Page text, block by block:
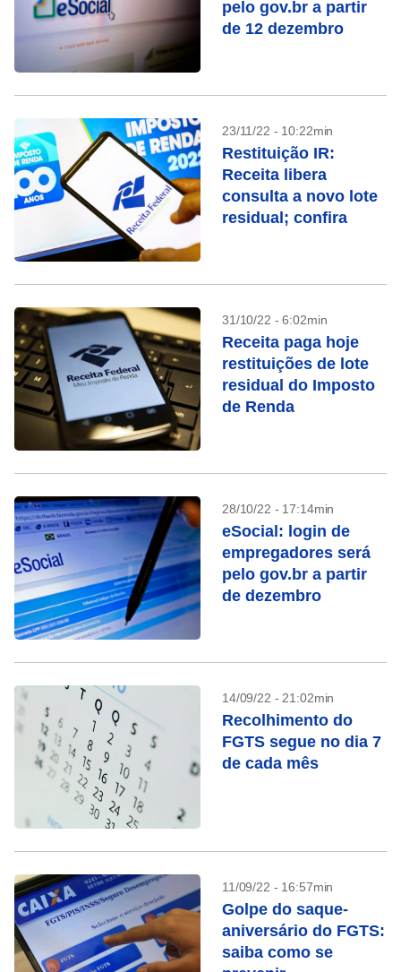
pelo gov.br a partir
de 12 dezembro
23/11/22 - 10:22min
Restituição IR:
Receita libera
consulta a novo lote
residual; confira
31/10/22 - 6:02min
Receita paga hoje
restituições de lote
residual do Imposto
de Renda
28/10/22 - 17:14min
eSocial: login de
empregadores será
pelo gov.br a partir
de dezembro
14/09/22 - 21:02min
Recolhimento do
FGTS segue no dia 7
de cada mês
11/09/22 - 16:57min
Golpe do saque-
aniversário do FGTS:
saiba como se